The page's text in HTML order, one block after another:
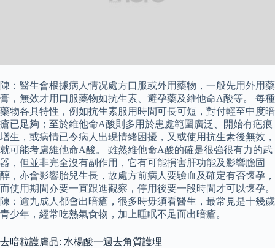
陳：醫生會根據病人情况處方口服或外用藥物，一般先用外用藥
膏，無效才用口服藥物如抗生素、避孕藥及維他命A酸等。 每種
藥物各具特性，例如抗生素服用時間可長可短，對付輕至中度暗
瘡已足夠；至於維他命A酸則多用於患處範圍廣泛、開始有疤痕
增生，或病情已令病人出現情緒困擾，又或使用抗生素後無效，
就可能考慮維他命A酸。 雖然維他命A酸的確是很強很有力的武
器，但並非完全沒有副作用，它有可能損害肝功能及影響膽固
醇，亦會影響胎兒生長，故處方前病人要驗血及確定有否懷孕，
而使用期間亦要一直跟進觀察，停用後要一段時間才可以懷孕。
陳：逾九成人都會出暗瘡，很多時毋須看醫生，最常見是十幾歲
青少年，經常吃熱氣食物，加上睡眠不足而出暗瘡。
去暗粒護膚品: 水楊酸一週去角質護理